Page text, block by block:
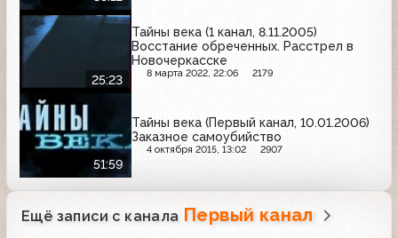
25:23
Тайны века (1 канал, 8.11.2005)
Восстание обреченных. Расстрел в
Новочеркасске
8 марта 2022, 22:06 2179
51:59
Тайны века (Первый канал, 10.01.2006)
Заказное самоубийство
4 октября 2015, 13:02 2907
Ещё записи с канала Первый канал